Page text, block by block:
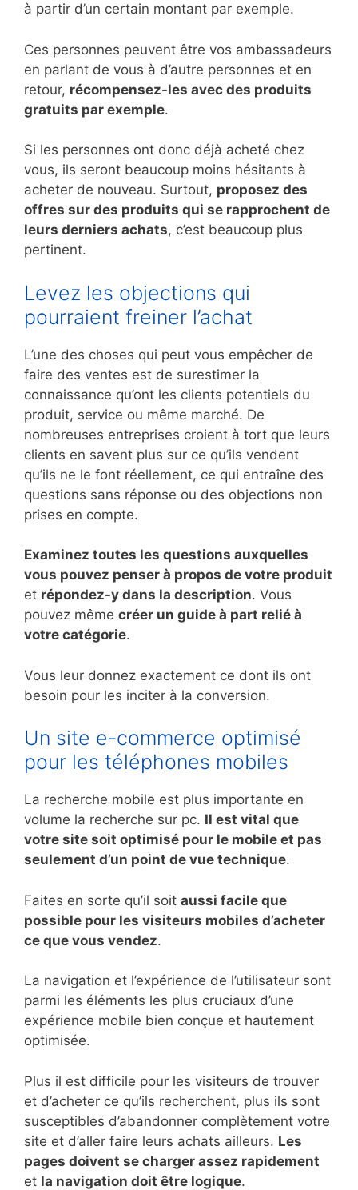
à partir d’un certain montant par exemple.
Ces personnes peuvent être vos ambassadeurs
en parlant de vous à d’autre personnes et en
retour, récompensez-les avec des produits
gratuits par exemple.
Si les personnes ont donc déjà acheté chez
vous, ils seront beaucoup moins hésitants à
acheter de nouveau. Surtout, proposez des
offres sur des produits qui se rapprochent de
leurs derniers achats, c’est beaucoup plus
pertinent.
Levez les objections qui
pourraient freiner l’achat
L’une des choses qui peut vous empêcher de
faire des ventes est de surestimer la
connaissance qu’ont les clients potentiels du
produit, service ou même marché. De
nombreuses entreprises croient à tort que leurs
clients en savent plus sur ce qu’ils vendent
qu’ils ne le font réellement, ce qui entraîne des
questions sans réponse ou des objections non
prises en compte.
Examinez toutes les questions auxquelles
vous pouvez penser à propos de votre produit
et répondez-y dans la description. Vous
pouvez même créer un guide à part relié à
votre catégorie.
Vous leur donnez exactement ce dont ils ont
besoin pour les inciter à la conversion.
Un site e-commerce optimisé
pour les téléphones mobiles
La recherche mobile est plus importante en
volume la recherche sur pc. Il est vital que
votre site soit optimisé pour le mobile et pas
seulement d’un point de vue technique.
Faites en sorte qu’il soit aussi facile que
possible pour les visiteurs mobiles d’acheter
ce que vous vendez.
La navigation et l’expérience de l’utilisateur sont
parmi les éléments les plus cruciaux d’une
expérience mobile bien conçue et hautement
optimisée.
Plus il est difficile pour les visiteurs de trouver
et d’acheter ce qu’ils recherchent, plus ils sont
susceptibles d’abandonner complètement votre
site et d’aller faire leurs achats ailleurs. Les
pages doivent se charger assez rapidement
et la navigation doit être logique.